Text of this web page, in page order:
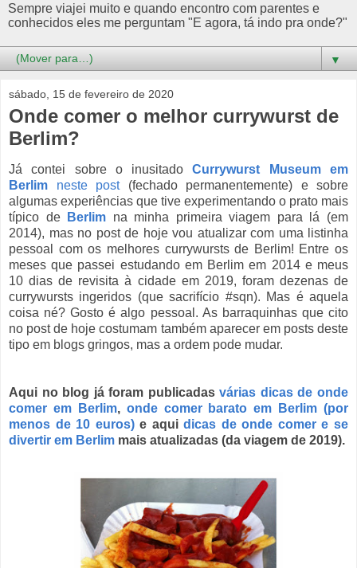
Sempre viajei muito e quando encontro com parentes e
conhecidos eles me perguntam "E agora, tá indo pra onde?"
▼
sábado, 15 de fevereiro de 2020
Onde comer o melhor currywurst de
Berlim?
Já contei sobre o inusitadoCurrywurst Museum em
Berlim neste post(fechado permanentemente) e sobre
algumas experiências que tive experimentando o prato mais
típico de
Berlim na minha primeira viagem para lá (em
2014), mas no post de hoje vou atualizar com uma listinha
pessoal com os melhores currywursts de Berlim! Entre os
meses que passei estudando em Berlim em 2014 e meus
10 dias de revisita à cidade em 2019, foram dezenas de
currywursts ingeridos (que sacrifício #sqn). Mas é aquela
coisa né? Gosto é algo pessoal. As barraquinhas que cito
no post de hoje costumam também aparecer em posts deste
tipo em blogs gringos, mas a ordem pode mudar.
Aqui no blog já foram publicadasvárias dicas de onde
comer em Berlim, onde comer barato em Berlim (por
menos de 10 euros)e aquidicas de onde comer e se
divertir em Berlim mais atualizadas (da viagem de 2019).